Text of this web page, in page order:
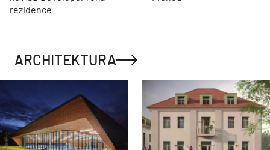
rezidence
ARCHITEKTURA